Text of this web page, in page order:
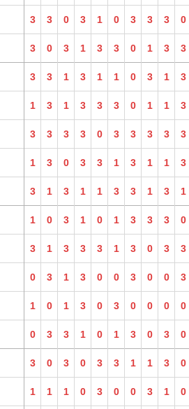
3 3 0 3 1 0 3 3 3 0
3 0 3 1 3 3 0 1 3 3
3 3 1 3 1 1 0 3 1 3
1 3 1 3 3 3 0 1 1 3
3 3 3 3 0 3 3 3 3 3
1 3 0 3 3 1 3 1 1 3
3 1 3 1 1 3 3 1 3 1
1 0 3 1 0 1 3 3 3 0
3 1 3 3 3 1 3 0 3 3
0 3 1 3 0 0 3 0 0 3
1 0 1 3 0 3 0 0 0 0
0 3 3 1 0 1 3 0 3 0
3 0 3 0 3 3 1 1 3 0
1 1 1 0 3 0 0 3 1 0